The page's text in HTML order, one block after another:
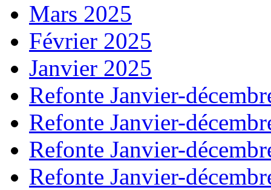
Mars 2025
Février 2025
Janvier 2025
Refonte Janvier-
Refonte Janvier-
Refonte Janvier-
Refonte Janvier-